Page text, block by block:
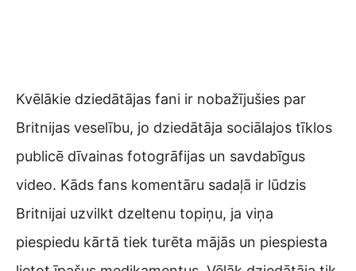
Kvēlākie dziedātājas fani ir nobažījušies par
Britnijas veselību, jo dziedātāja sociālajos tīklos
publicē dīvainas fotogrāfijas un savdabīgus
video. Kāds fans komentāru sadaļā ir lūdzis
Britnijai uzvilkt dzeltenu topiņu, ja viņa
piespiedu kārtā tiek turēta mājās un piespiesta